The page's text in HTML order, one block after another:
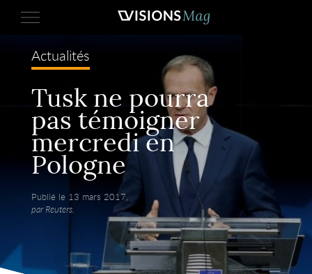
Actualités
Tusk ne pourra
pas témoigner
mercredi en
Pologne
Publié le 13 mars 2017,
par Reuters.